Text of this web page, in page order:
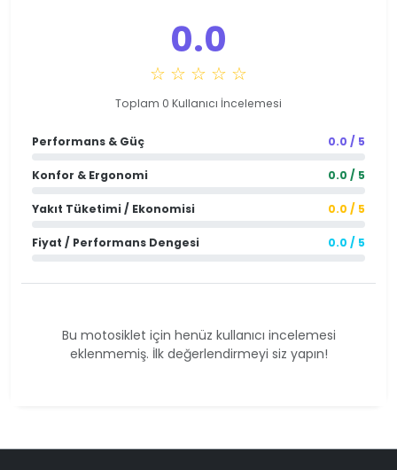
0.0
☆ ☆ ☆ ☆ ☆
Toplam 0 Kullanıcı İncelemesi
Performans & Güç 0.0 / 5
Konfor & Ergonomi 0.0 / 5
Yakıt Tüketimi / Ekonomisi 0.0 / 5
Fiyat / Performans Dengesi 0.0 / 5
Bu motosiklet için henüz kullanıcı incelemesi
eklenmemiş. İlk değerlendirmeyi siz yapın!